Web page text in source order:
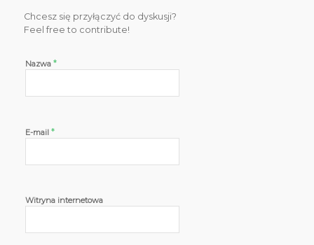
Chcesz się przyłączyć do dyskusji?
Feel free to contribute!
Nazwa *
E-mail *
Witryna internetowa